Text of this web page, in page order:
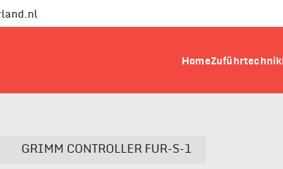
HomeZuführtechnik
GRIMM CONTROLLER FUR-S-1